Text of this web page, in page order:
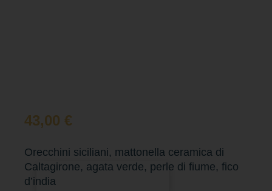
43,00 €
Orecchini siciliani, mattonella ceramica di
Caltagirone, agata verde, perle di fiume, fico
d’india